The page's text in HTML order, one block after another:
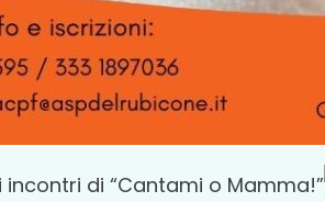
incontri di “Cantami o Mamma!”